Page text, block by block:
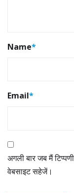
Name*
Email*
अगली बार जब मैं
वेबसाइट सहेजें।